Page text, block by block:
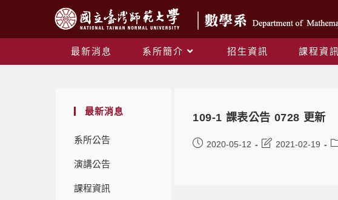
最新消息 系所簡介 招生資訊 課程資訊
最新消息
系所公告
演講公告
課程資訊
109-1 課表公告 0728 更新
2020-05-12 2021-02-19